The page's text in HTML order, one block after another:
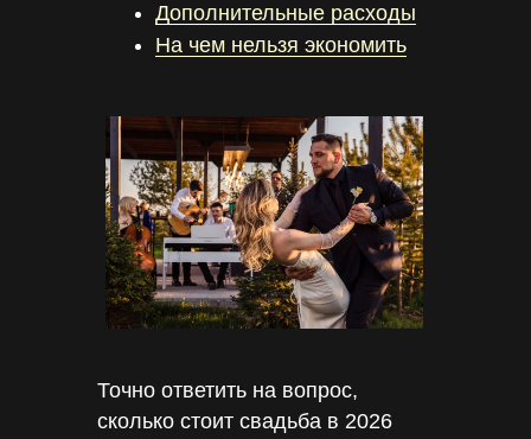
Дополнительные расходы
На чем нельзя экономить
Точно ответить на вопрос,
сколько стоит свадьба в 2026